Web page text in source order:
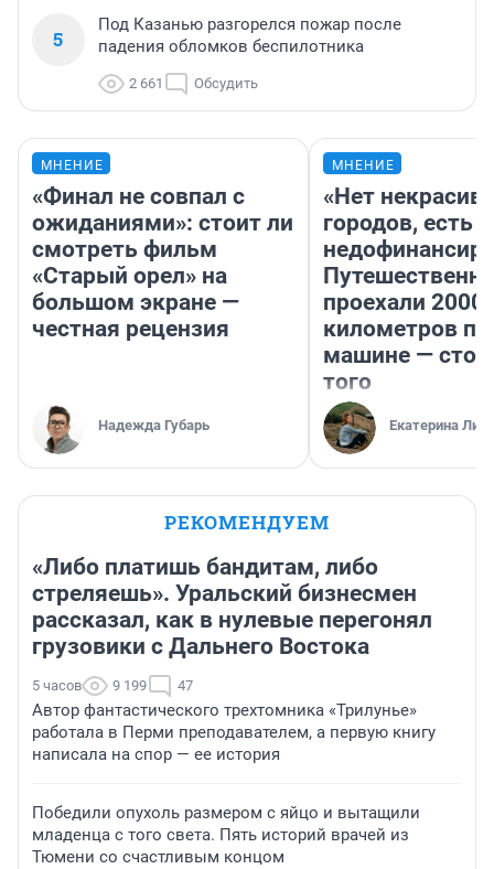
5
Под Казанью разгорелся пожар после
падения обломков беспилотника
2 661 Обсудить
МНЕНИЕ
«Финал не совпал с
ожиданиями»: стоит ли
смотреть фильм
«Старый орел» на
большом экране —
честная рецензия
Надежда Губарь
МНЕНИЕ
«Нет
городов, есть
проехали 2000
километров по
машине —
того
Екатерина
РЕКОМЕНДУЕМ
«Либо платишь бандитам, либо
стреляешь». Уральский бизнесмен
рассказал, как в нулевые перегонял
грузовики с Дальнего Востока
5 часов 9 199 47
Автор фантастического трехтомника «Трилунье»
работала в Перми преподавателем, а первую книгу
написала на спор — ее история
Победили опухоль размером с яйцо и вытащили
младенца с того света. Пять историй врачей из
Тюмени со счастливым концом